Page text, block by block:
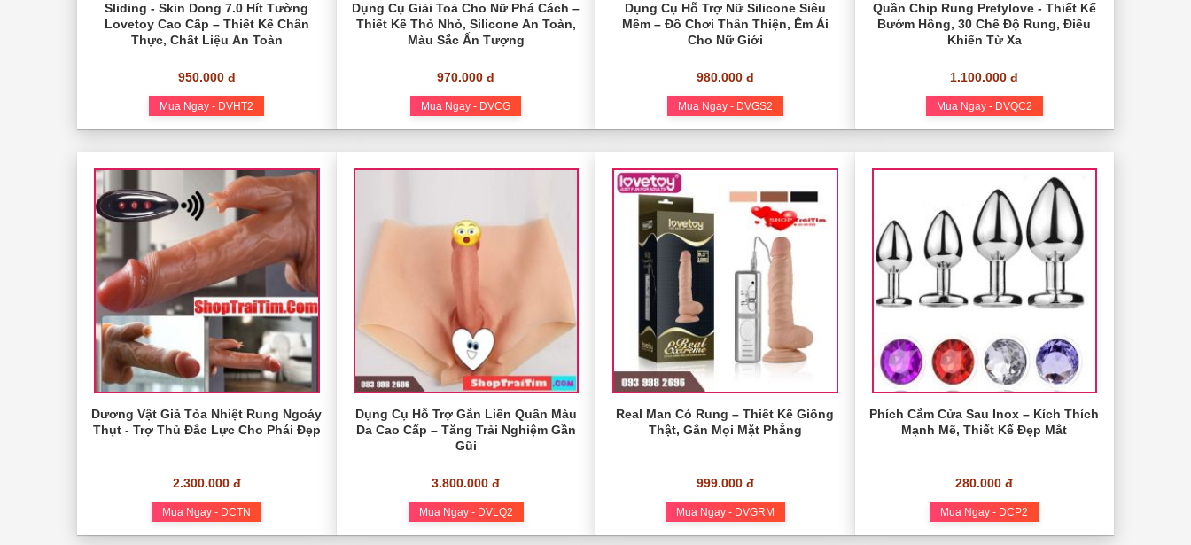
Sliding - Skin Dong 7.0 Hít Tường
Lovetoy Cao Cấp – Thiết Kế Chân
Thực, Chất Liệu An Toàn
950.000 đ
Mua Ngay - DVHT2
Dụng Cụ Giải Toả Cho Nữ Phá Cách –
Thiết Kế Thỏ Nhỏ, Silicone An Toàn,
Màu Sắc Ấn Tượng
970.000 đ
Mua Ngay - DVCG
Dụng Cụ Hỗ Trợ Nữ Silicone Siêu
Mềm – Đồ Chơi Thân Thiện, Êm Ái
Cho Nữ Giới
980.000 đ
Mua Ngay - DVGS2
Quần Chip Rung Pretylove - Thiết Kế
Bướm Hồng, 30 Chế Độ Rung, Điều
Khiển Từ Xa
1.100.000 đ
Mua Ngay - DVQC2
Dương Vật Giả Tỏa Nhiệt Rung Ngoáy
Thụt - Trợ Thủ Đắc Lực Cho Phái Đẹp
2.300.000 đ
Mua Ngay - DCTN
Dụng Cụ Hỗ Trợ Gắn Liền Quần Màu
Da Cao Cấp – Tăng Trải Nghiệm Gần
Gũi
3.800.000 đ
Mua Ngay - DVLQ2
Real Man Có Rung – Thiết Kế Giống
Thật, Gắn Mọi Mặt Phẳng
999.000 đ
Mua Ngay - DVGRM
Phích Cắm Cửa Sau Inox – Kích Thích
Mạnh Mẽ, Thiết Kế Đẹp Mắt
280.000 đ
Mua Ngay - DCP2